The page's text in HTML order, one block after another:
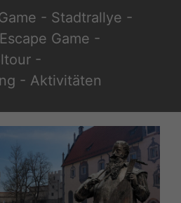
- Stadtrallye -
Game -
-
- Aktivitäten